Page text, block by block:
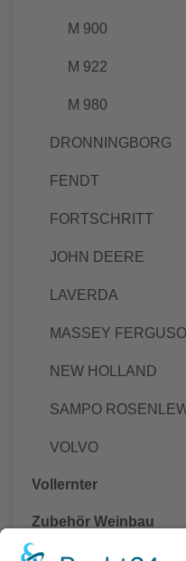
M 900
M 922
M 980
DRONNINGBORG
FENDT
FORTSCHRITT
JOHN DEERE
LAVERDA
MASSEY
NEW HOLLAND
SAMPO
VOLVO
Vollernter
Zubehör Weinbau